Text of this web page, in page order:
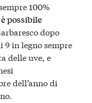
100%
possibile
dopo
9 in legno sempre
delle uve, e
dell’anno di